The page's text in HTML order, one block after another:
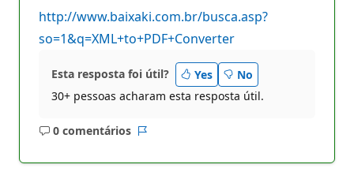
http://www.baixaki.com.br/busca.asp?
so=1&q=XML+to+PDF+Converter
Esta resposta foi útil? Yes
No
30+ pessoas acharam esta resposta útil.
0 comentários
Sem